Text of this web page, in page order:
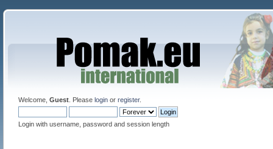
Welcome, Guest. Please loginor register.
Login with username, password and session length